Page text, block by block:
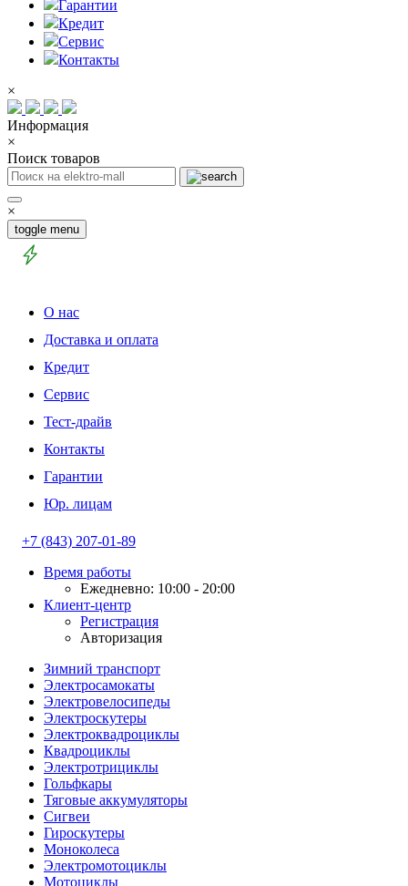
Гарантии
Кредит
Сервис
Контакты
×
Информация
×
Поиск товаров
×
toggle menu
О нас
Доставка и оплата
Кредит
Сервис
Тест-драйв
Контакты
Гарантии
Юр. лицам
+7 (843) 207-01-89
Время работы
Ежедневно: 10:00 - 20:00
Клиент-центр
Регистрация
Авторизация
Зимний транспорт
Электросамокаты
Электровелосипеды
Электроскутеры
Электроквадроциклы
Квадроциклы
Электротрициклы
Гольфкары
Тяговые аккумуляторы
Сигвеи
Гироскутеры
Моноколеса
Электромотоциклы
Мотоциклы